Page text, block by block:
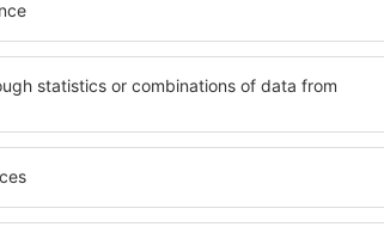
Explorează